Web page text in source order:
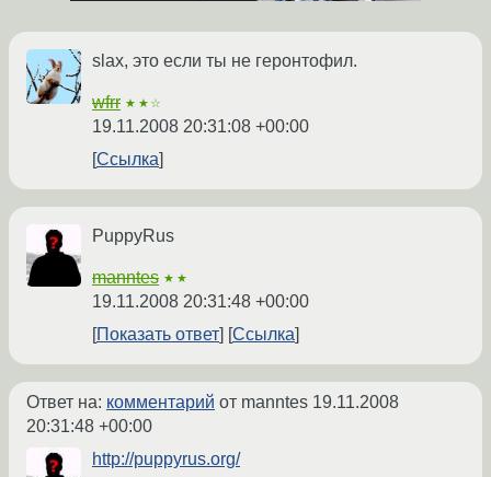
slax, это если ты не геронтофил.
wfrr ★★☆
19.11.2008 20:31:08 +00:00
Ссылка
PuppyRus
manntes ★★
19.11.2008 20:31:48 +00:00
Показать ответ
Ссылка
Ответ на: комментарий от manntes 19.11.2008
20:31:48 +00:00
http://puppyrus.org/